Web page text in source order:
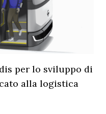
per lo sviluppo di
alla logistica